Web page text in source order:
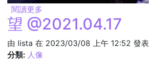
閱讀更多
望 @2021.04.17
由 lista 在 2023/03/08 上午 12:52 發表
分類: 人像